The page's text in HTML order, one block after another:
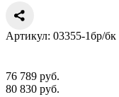
Артикул: 03355-1бр/бк
76 789 руб.
80 830 руб.